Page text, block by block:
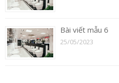
Bài viết mẫu 6
25/05/2023